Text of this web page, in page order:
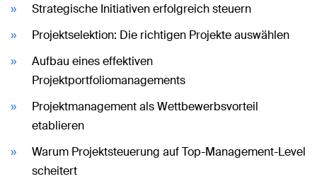
Strategische Initiativen erfolgreich steuern
Projektselektion: Die richtigen Projekte auswählen
Aufbau eines effektiven
Projektportfoliomanagements
Projektmanagement als Wettbewerbsvorteil
etablieren
Warum Projektsteuerung auf Top-Management-Level
scheitert